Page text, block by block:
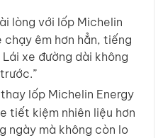
lòng với lốp Michelin
chạy êm hơn hẳn, tiếng
xe đường dài không
thay lốp Michelin Energy
tiết kiệm nhiên liệu hơn
ngày mà không còn lo